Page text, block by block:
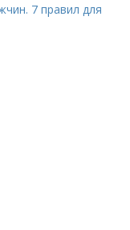
7 правил для